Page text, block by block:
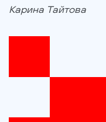
Карина Тайтова